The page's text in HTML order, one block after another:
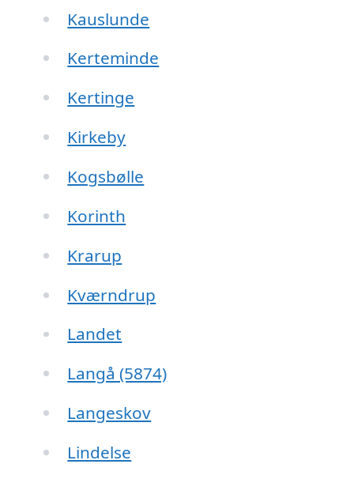
Kauslunde
Kerteminde
Kertinge
Kirkeby
Kogsbølle
Korinth
Krarup
Kværndrup
Landet
Langå (5874)
Langeskov
Lindelse